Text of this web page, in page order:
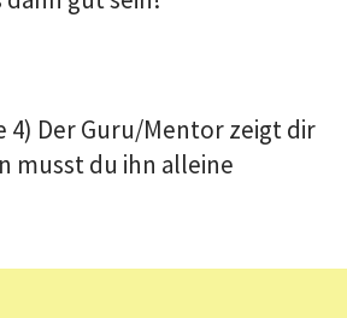
4) Der Guru/Mentor zeigt dir
musst du ihn alleine